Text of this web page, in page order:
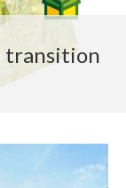
transition